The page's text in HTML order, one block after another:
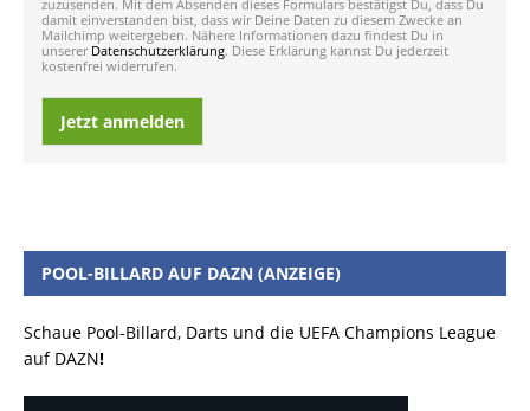
zuzusenden. Mit dem Absenden dieses Formulars bestätigst Du, dass Du
damit einverstanden bist, dass wir Deine Daten zu diesem Zwecke an
Mailchimp weitergeben. Nähere Informationen dazu findest Du in
unserer Datenschutzerklärung. Diese Erklärung kannst Du jederzeit
kostenfrei widerrufen.
Jetzt anmelden
POOL-BILLARD AUF DAZN (ANZEIGE)
Schaue Pool-Billard, Darts und die UEFA Champions League
auf DAZN!